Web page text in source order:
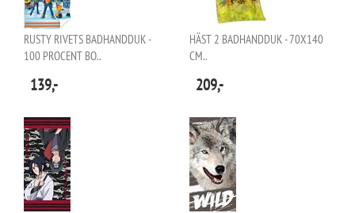
RUSTY RIVETS BADHANDDUK -
100 PROCENT BO..
139,-
HÄST 2 BADHANDDUK - 70X140
CM..
209,-